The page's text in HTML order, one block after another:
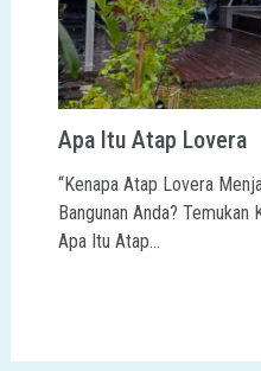
Apa Itu Atap Lovera
“Kenapa Atap Lovera
Bangunan Anda? Temukan
Apa Itu Atap…